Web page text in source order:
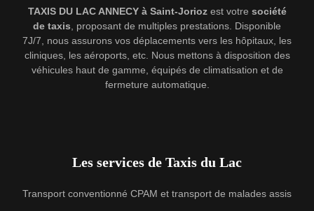
TAXIS DU LAC ANNECY à Saint-Joriozest votre société
de taxis , proposant de multiples prestations. Disponible
7J/7, nous assurons vos déplacements vers les hôpitaux, les
cliniques, les aéroports, etc. Nous mettons à disposition des
véhicules haut de gamme, équipés de climatisation et de
fermeture automatique.
Les services de Taxis du Lac
Transport conventionné CPAM et transport de malades assis